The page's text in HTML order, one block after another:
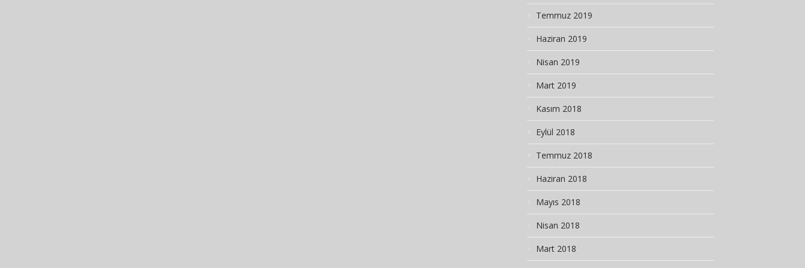
Temmuz 2019
Haziran 2019
Nisan 2019
Mart 2019
Kasım 2018
Eylül 2018
Temmuz 2018
Haziran 2018
Mayıs 2018
Nisan 2018
Mart 2018